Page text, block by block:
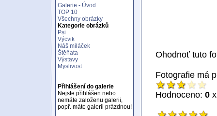
Galerie - Úvod
TOP 10
Všechny obrázky
Kategorie obrázků
Psi
Výcvik
Náš miláček
Štěňata
Výstavy
Myslivost
Přihlášení do galerie
Nejste přihlášen nebo
nemáte založenu galerii,
popř. máte galerii prázdnou!
Ohodnoť tuto
Fotografie má
Hodnoceno: 0 x